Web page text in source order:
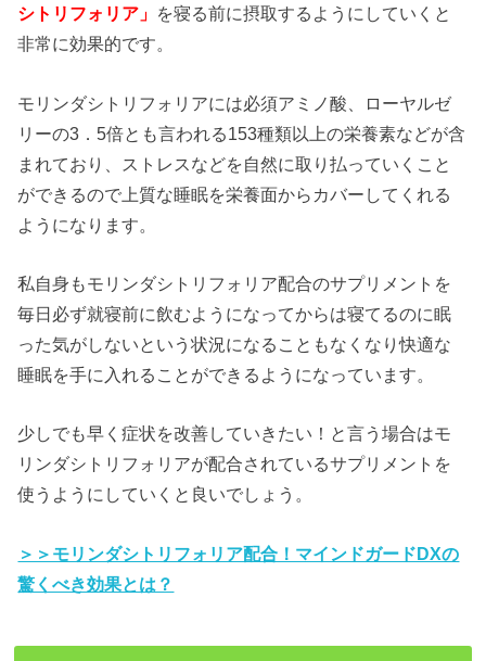
シトリフォリア」 を寝る前に摂取するようにしていくと
非常に効果的です。
モリンダシトリフォリアには必須アミノ酸、ローヤルゼ
リーの3．5倍とも言われる153種類以上の栄養素などが含
まれており、ストレスなどを自然に取り払っていくこと
ができるので上質な睡眠を栄養面からカバーしてくれる
ようになります。
私自身もモリンダシトリフォリア配合のサプリメントを
毎日必ず就寝前に飲むようになってからは寝てるのに眠
った気がしないという状況になることもなくなり快適な
睡眠を手に入れることができるようになっています。
少しでも早く症状を改善していきたい！と言う場合はモ
リンダシトリフォリアが配合されているサプリメントを
使うようにしていくと良いでしょう。
＞＞モリンダシトリフォリア配合！マインドガードDXの
驚くべき効果とは？